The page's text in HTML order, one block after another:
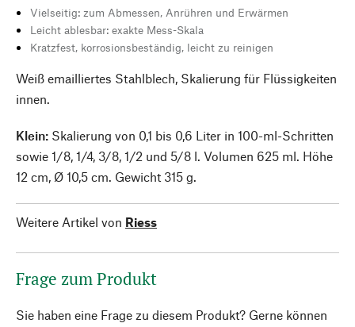
Vielseitig: zum Abmessen, Anrühren und Erwärmen
Leicht ablesbar: exakte Mess-Skala
Kratzfest, korrosionsbeständig, leicht zu reinigen
Weiß emailliertes Stahlblech, Skalierung für Flüssigkeiten
innen.
Klein: Skalierung von 0,1 bis 0,6 Liter in 100-ml-Schritten
sowie 1/8, 1/4, 3/8, 1/2 und 5/8 l. Volumen 625 ml. Höhe
12 cm, Ø 10,5 cm. Gewicht 315 g.
Weitere Artikel von Riess
Frage zum Produkt
Sie haben eine Frage zu diesem Produkt? Gerne können